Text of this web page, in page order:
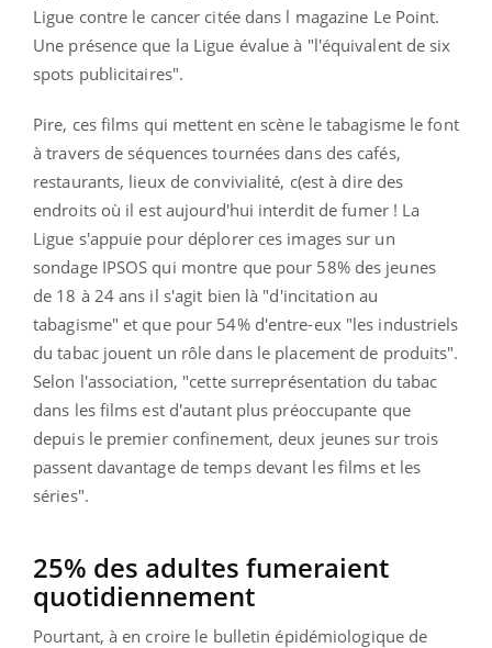
Ligue contre le cancer citée dans l magazine Le Point.
Une présence que la Ligue évalue à "l'équivalent de six
spots publicitaires".
Pire, ces films qui mettent en scène le tabagisme le font
à travers de séquences tournées dans des cafés,
restaurants, lieux de convivialité, c(est à dire des
endroits où il est aujourd'hui interdit de fumer ! La
Ligue s'appuie pour déplorer ces images sur un
sondage IPSOS qui montre que pour 58% des jeunes
de 18 à 24 ans il s'agit bien là "d'incitation au
tabagisme" et que pour 54% d'entre-eux "les industriels
du tabac jouent un rôle dans le placement de produits".
Selon l'association, "cette surreprésentation du tabac
dans les films est d'autant plus préoccupante que
depuis le premier confinement, deux jeunes sur trois
passent davantage de temps devant les films et les
séries".
25% des adultes fumeraient
quotidiennement
Pourtant, à en croire le bulletin épidémiologique de